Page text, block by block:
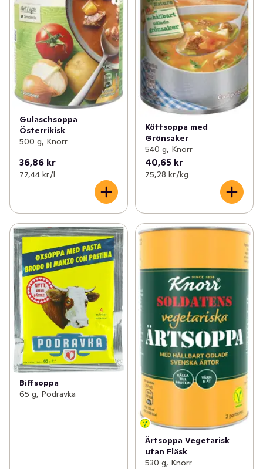
Gulaschsoppa
Österrikisk
500 g, Knorr
36,86 kr
77,44 kr /l
Köttsoppa med
Grönsaker
540 g, Knorr
40,65 kr
75,28 kr /kg
Biffsoppa
65 g, Podravka
Ärtsoppa Vegetarisk
utan Fläsk
530 g, Knorr